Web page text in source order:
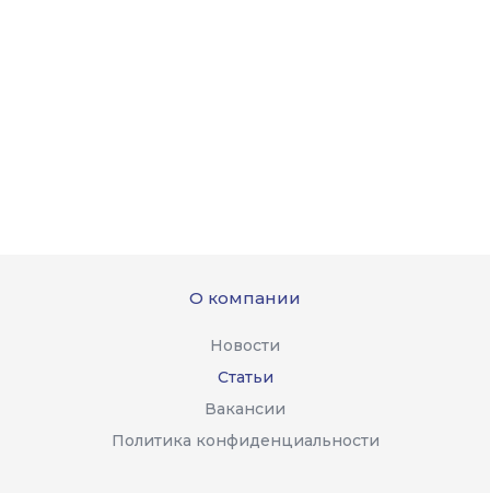
О компании
Новости
Статьи
Вакансии
Политика конфиденциальности